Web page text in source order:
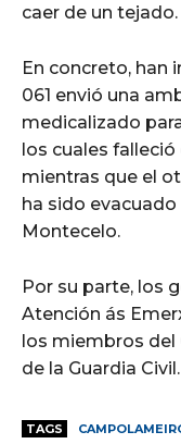
caer de un tejado.
En concreto, han
061 envió una
medicalizado
los cuales falleció
mientras que el
ha sido
Montecelo.
Por su parte, los
Atención ás
los miembros del
de la Guardia Civil.
TAGS